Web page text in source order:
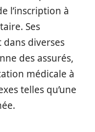
l’inscription à
Ses
diverses
des assurés,
médicale à
telles qu’une